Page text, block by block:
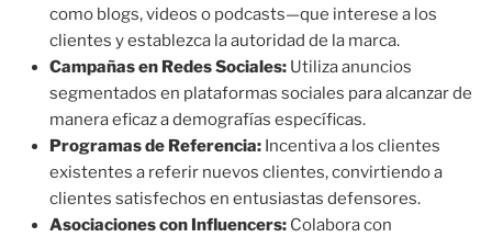
como blogs, videos o podcasts—que interese a los
clientes y establezca la autoridad de la marca.
Campañas en Redes Sociales: Utiliza anuncios
segmentados en plataformas sociales para alcanzar de
manera eficaz a demografías específicas.
Programas de Referencia: Incentiva a los clientes
existentes a referir nuevos clientes, convirtiendo a
clientes satisfechos en entusiastas defensores.
Asociaciones con Influencers: Colabora con